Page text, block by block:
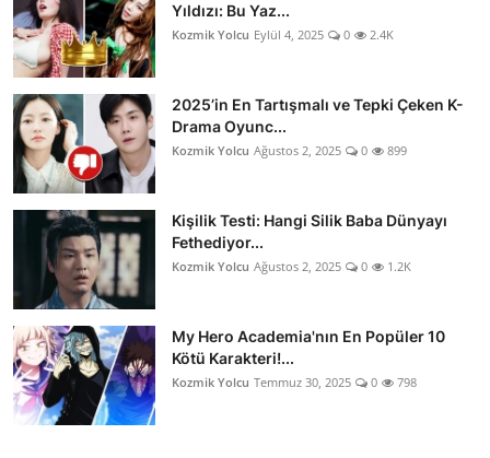
Yıldızı: Bu Yaz...
Kozmik Yolcu Eylül 4, 2025 0 2.4K
2025’in En Tartışmalı ve Tepki Çeken K-
Drama Oyunc...
Kozmik Yolcu Ağustos 2, 2025 0 899
Kişilik Testi: Hangi Silik Baba Dünyayı
Fethediyor...
Kozmik Yolcu Ağustos 2, 2025 0 1.2K
My Hero Academia'nın En Popüler 10
Kötü Karakteri!...
Kozmik Yolcu Temmuz 30, 2025 0 798